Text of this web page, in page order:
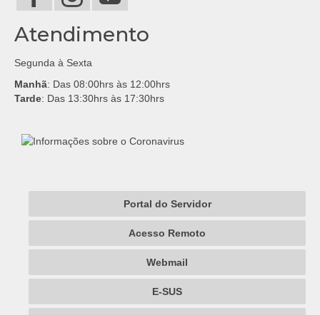
Atendimento
Segunda à Sexta
Manhã: Das 08:00hrs às 12:00hrs
Tarde: Das 13:30hrs às 17:30hrs
Portal do Servidor
Acesso Remoto
Webmail
E-SUS